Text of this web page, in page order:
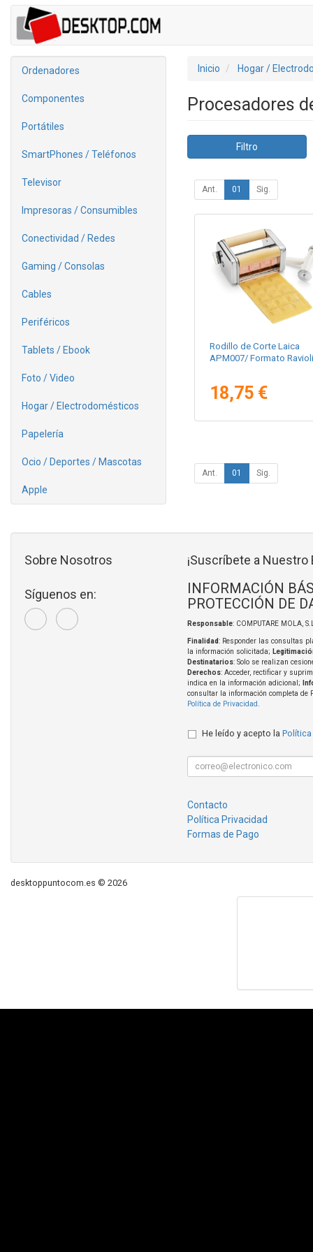
Ordenadores
Componentes
Portátiles
SmartPhones / Teléfonos
Televisor
Impresoras / Consumibles
Conectividad / Redes
Gaming / Consolas
Cables
Periféricos
Tablets / Ebook
Foto / Video
Hogar / Electrodomésticos
Papelería
Ocio / Deportes / Mascotas
Apple
Inicio Hogar /
Procesadores
Filtro
Ant. 01 Sig.
Rodillo de Corte Laica
APM007/ Formato Ravioli
18,75 €
Ant. 01 Sig.
Sobre Nosotros
Síguenos en:
¡Suscríbete a Nuestro
INFORMACIÓN
PROTECCIÓN DE
Responsable: COMPUTARE MOLA,
Finalidad: Responder las consultas
la información solicitada;
Destinatarios: Solo se realizan
Derechos: Acceder, rectificar y
indica en la información adicional;
consultar la información completa de
Política de Privacidad
He leído y acepto la Política
Contacto
Política Privacidad
Formas de Pago
desktoppuntocom.es © 2026